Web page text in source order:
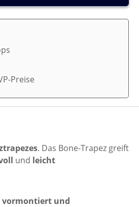
Preise
. Das Bone-Trapez greift
und leicht
vormontiert und